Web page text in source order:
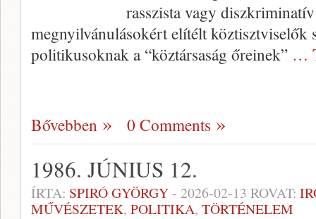
rasszista vagy
megnyilvánulásokért elítélt köztisztviselők
politikusoknak a “köztársaság őreinek” …
Bővebben 0 Comments
1986. JÚNIUS 12.
ÍRTA: SPIRÓ GYÖRGY- 2026-02-13 ROVAT:
MŰVÉSZETEK, POLITIKA, TÖRTÉNELEM